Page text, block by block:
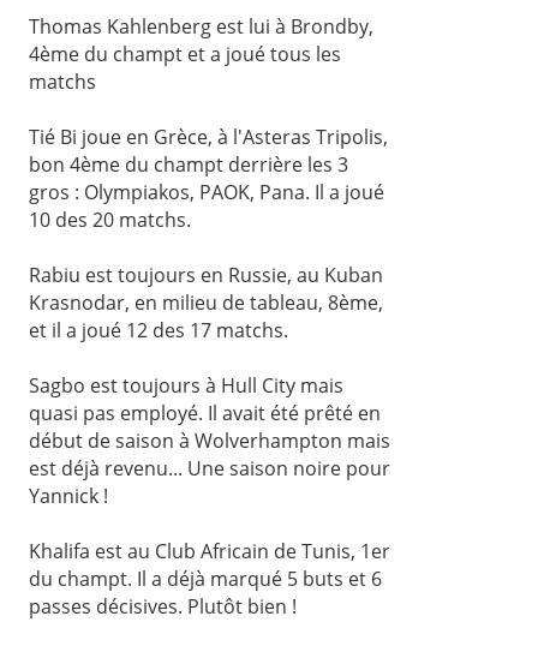
Thomas Kahlenberg est lui à Brondby,
4ème du champt et a joué tous les
matchs
Tié Bi joue en Grèce, à l'Asteras Tripolis,
bon 4ème du champt derrière les 3
gros : Olympiakos, PAOK, Pana. Il a joué
10 des 20 matchs.
Rabiu est toujours en Russie, au Kuban
Krasnodar, en milieu de tableau, 8ème,
et il a joué 12 des 17 matchs.
Sagbo est toujours à Hull City mais
quasi pas employé. Il avait été prêté en
début de saison à Wolverhampton mais
est déjà revenu... Une saison noire pour
Yannick !
Khalifa est au Club Africain de Tunis, 1er
du champt. Il a déjà marqué 5 buts et 6
passes décisives. Plutôt bien !